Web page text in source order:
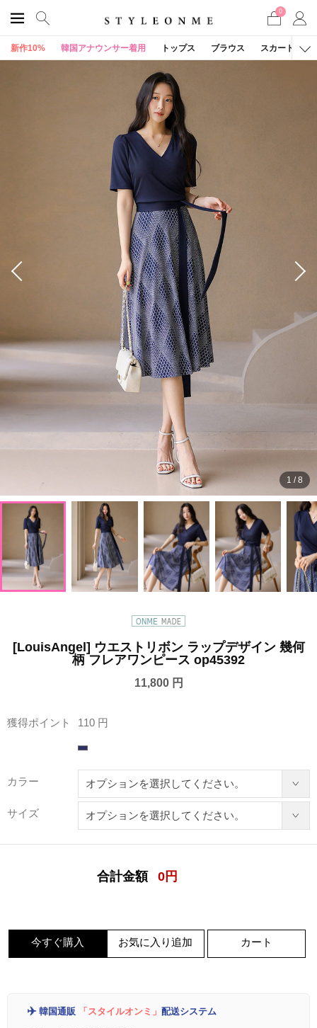
0
新作10% 韓国アナウンサー着用 トップス ブラウス スカート
1 /8
[LouisAngel] ウエストリボン ラップデザイン 幾何
柄 フレアワンピース op45392
11,800 円
獲得ポイント 110 円
カラー
サイズ
合計金額 0 円
今すぐ購入 お気に入り追加 カート
✈️ 韓国通販 「スタイルオンミ」 配送システム